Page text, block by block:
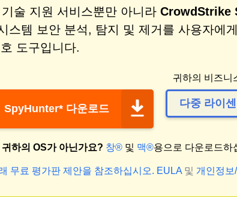
술 지원 서비스뿐만 아니라 CrowdStrike
스템 보안 분석, 탐지 및 제거를 사용자에
도구입니다.
SpyHunter* 다운로드
귀하의 비즈니
다중 라이
귀하의 OS가 아닌가요? 창®및 맥®용으로 다운로드하
무료 평가판 제안을 참조하십시오. EULA 및 개인정보